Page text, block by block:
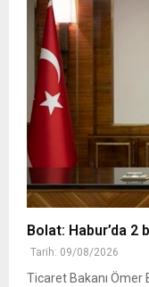
Bolat: Habur’da 2
Tarih: 09/08/2026
Ticaret Bakanı Ömer